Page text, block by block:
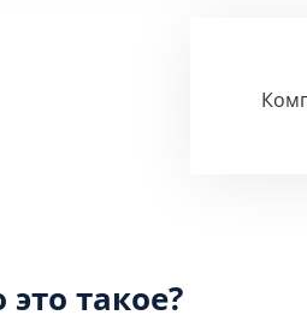
это такое?